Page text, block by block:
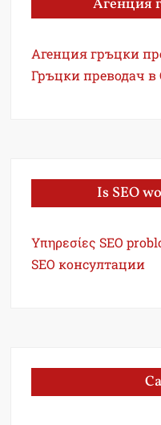
Агенция
Агенция гръцки
Гръцки преводач
Is SEO
Υπηρεσίες SEO
SEO консултации